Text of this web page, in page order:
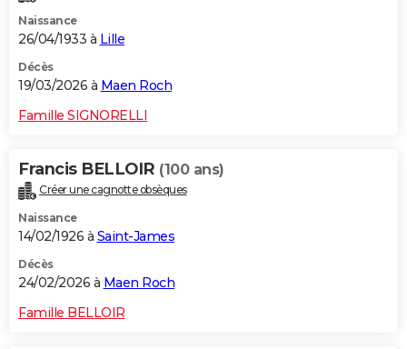
Naissance
26/04/1933 à Lille
Décès
19/03/2026 à Maen Roch
Famille SIGNORELLI
Francis BELLOIR (100 ans)
Créer une cagnotte obsèques
Naissance
14/02/1926 à Saint-James
Décès
24/02/2026 à Maen Roch
Famille BELLOIR